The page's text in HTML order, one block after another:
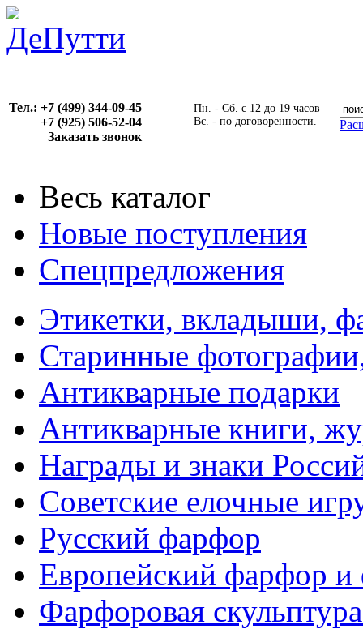
Тел.: +7 (499) 344-09-45
(925) 506-52-04
Заказать звонок
Пн. - Сб. с 12 до 19 часов
Вс. - по договоренности.
Весь каталог
Новые поступления
Спецпредложения
Этикетки, вкладыши,
Старинные
Антикварные подарки
Антикварные книги,
Награды и знаки
Советские елочные
Русский фарфор
Европейский фарфор и
Фарфоровая